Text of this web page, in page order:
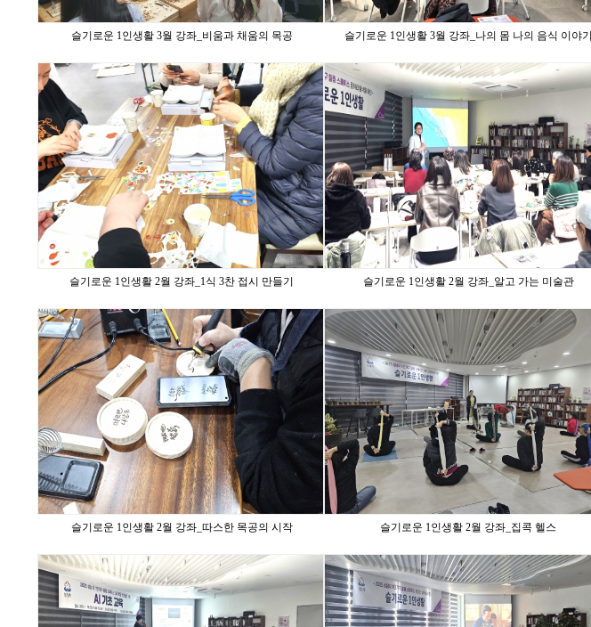
슬기로운 1인생활 3월 강좌_비움과 채움의 목공 슬기로운 1인생활 3월 강좌_나의 몸 나의 음식 이야기
슬기로운 1인생활 2월 강좌_1식 3찬 접시 만들기 슬기로운 1인생활 2월 강좌_알고 가는 미술관
슬기로운 1인생활 2월 강좌_따스한 목공의 시작 슬기로운 1인생활 2월 강좌_집콕 헬스